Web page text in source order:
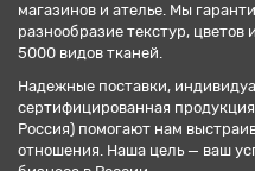
магазинов и ателье. Мы
разнообразие текстур,
5000 видов тканей.
Надежные поставки,
сертифицированная
Россия) помогают нам
отношения. Наша цель — ваш